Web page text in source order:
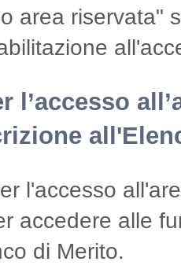
area riservata"
l’accesso
l'accesso
accedere alle
di Merito.